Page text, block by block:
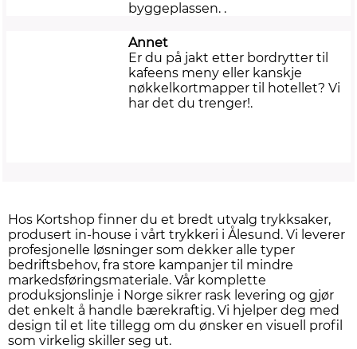
byggeplassen. .
Annet
Er du på jakt etter bordrytter til
kafeens meny eller kanskje
nøkkelkortmapper til hotellet? Vi
har det du trenger!.
Hos Kortshop finner du et bredt utvalg trykksaker,
produsert in-house i vårt trykkeri i Ålesund. Vi leverer
profesjonelle løsninger som dekker alle typer
bedriftsbehov, fra store kampanjer til mindre
markedsføringsmateriale. Vår komplette
produksjonslinje i Norge sikrer rask levering og gjør
det enkelt å handle bærekraftig. Vi hjelper deg med
design til et lite tillegg om du ønsker en visuell profil
som virkelig skiller seg ut.